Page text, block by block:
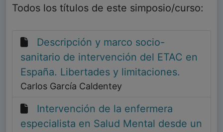
Todos los títulos de este simposio/curso:
Descripción y marco socio-
sanitario de intervención del ETAC en
España. Libertades y limitaciones.
Carlos García Caldentey
Intervención de la enfermera
especialista en Salud Mental desde un